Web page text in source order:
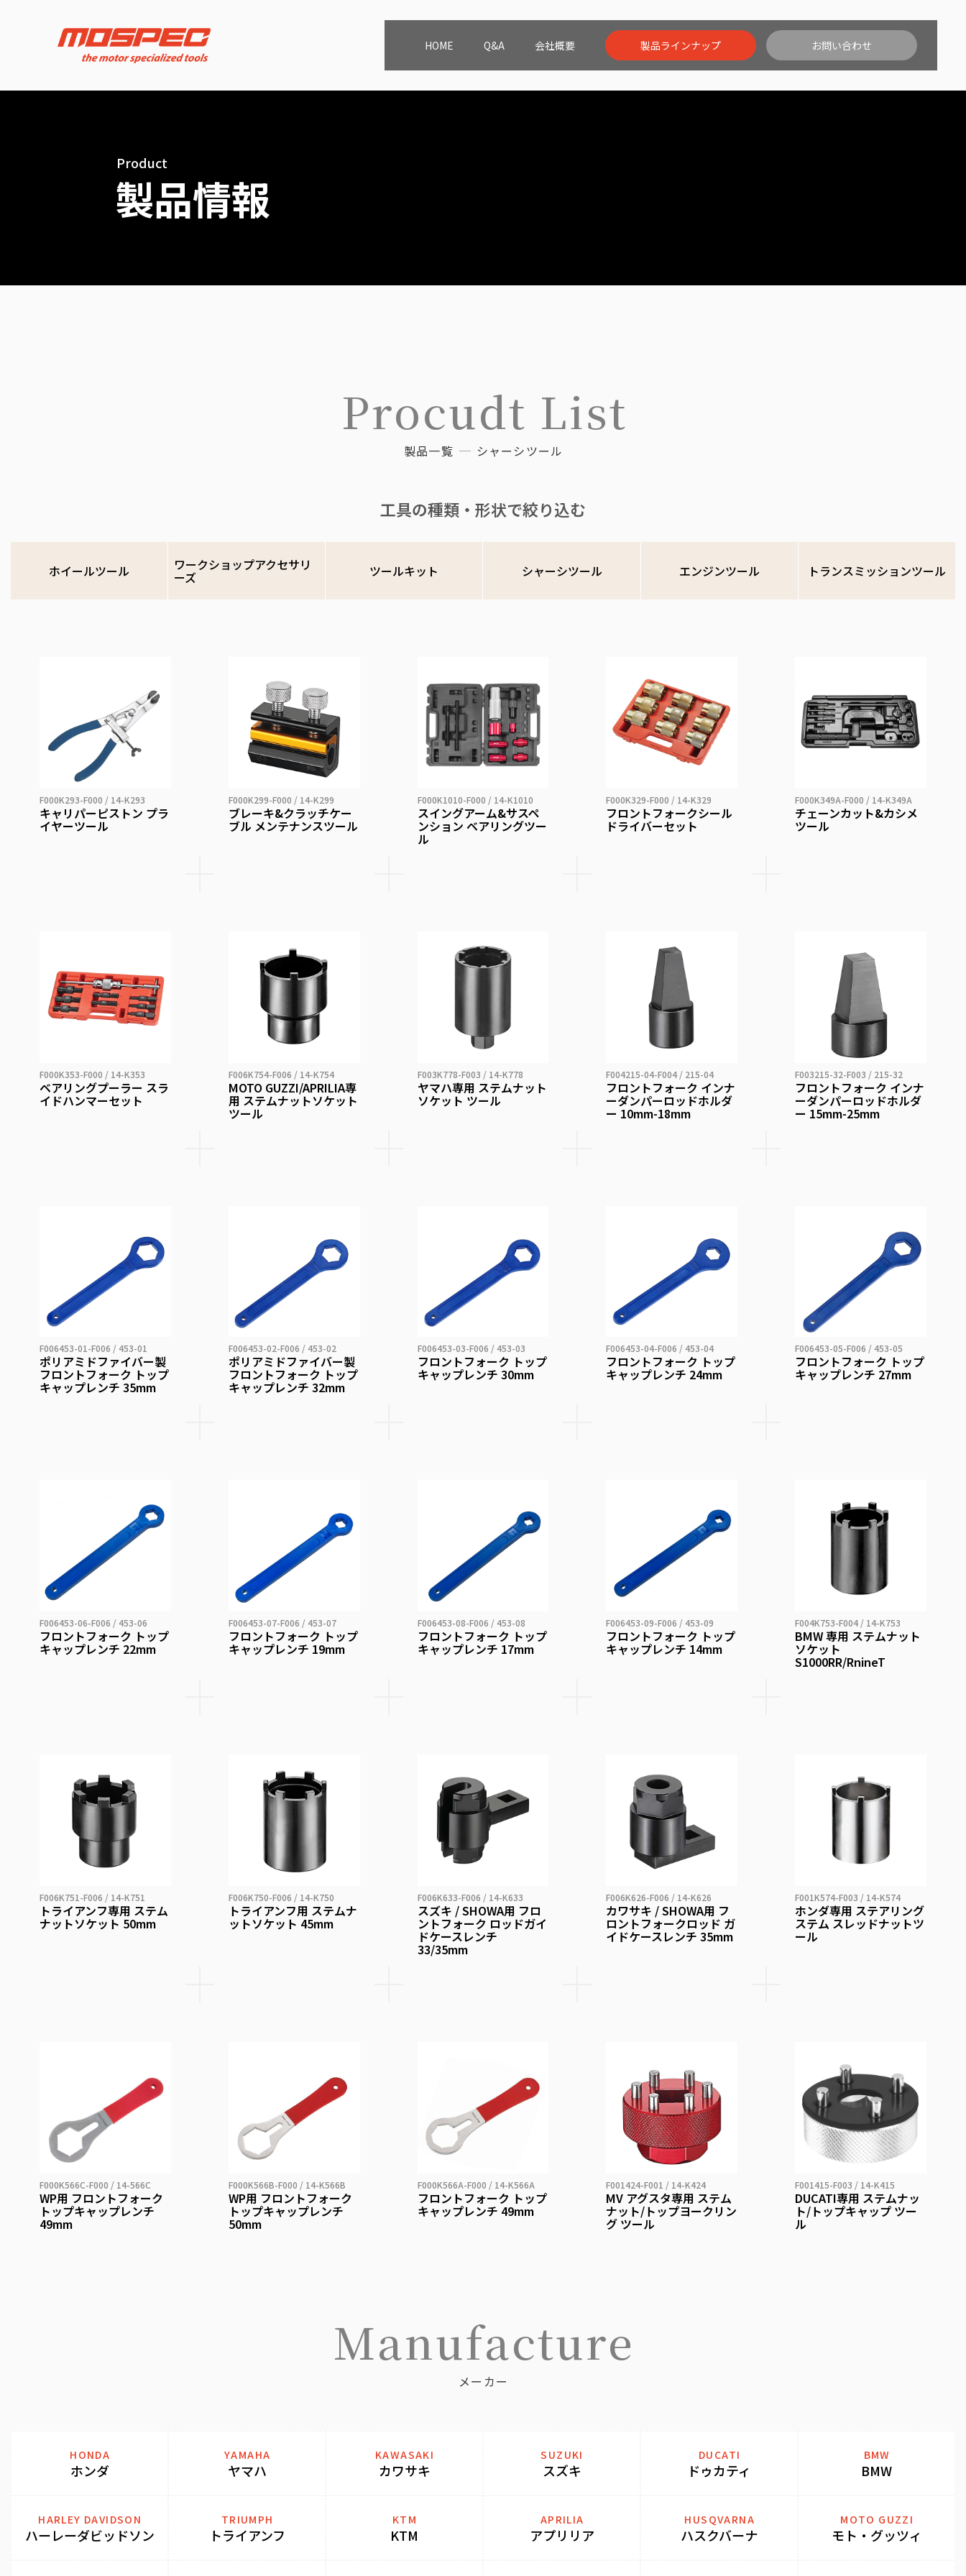
HOME Q&A 会社概要 製品ラインナップ お問い合わせ
Product
製品情報
Procudt List
製品一覧 シャーシツール
工具の種類・形状で絞り込む
ホイールツール ワークショップアクセサリ
ーズ ツールキット シャーシツール エンジンツール トランスミッションツール
F000K293-F000 / 14-K293
キャリパーピストン プラ
イヤーツール
F000K299-F000 / 14-K299
ブレーキ&クラッチケー
ブル メンテナンスツール
F000K1010-F000 / 14-K1010
スイングアーム&サスペ
ンション ベアリングツー
ル
F000K329-F000 / 14-K329
フロントフォークシール
ドライバーセット
F000K349A-F000 / 14-K349A
チェーンカット&カシメ
ツール
F000K353-F000 / 14-K353
ベアリングプーラー スラ
イドハンマーセット
F006K754-F006 / 14-K754
MOTO GUZZI/APRILIA専
用 ステムナットソケット
ツール
F003K778-F003 / 14-K778
ヤマハ専用 ステムナット
ソケット ツール
F004215-04-F004 / 215-04
フロントフォーク インナ
ーダンパーロッドホルダ
ー 10mm-18mm
F003215-32-F003 / 215-32
フロントフォーク インナ
ーダンパーロッドホルダ
ー 15mm-25mm
F006453-01-F006 / 453-01
ポリアミドファイバー製
フロントフォーク トップ
キャップレンチ 35mm
F006453-02-F006 / 453-02
ポリアミドファイバー製
フロントフォーク トップ
キャップレンチ 32mm
F006453-03-F006 / 453-03
フロントフォーク トップ
キャップレンチ 30mm
F006453-04-F006 / 453-04
フロントフォーク トップ
キャップレンチ 24mm
F006453-05-F006 / 453-05
フロントフォーク トップ
キャップレンチ 27mm
F006453-06-F006 / 453-06
フロントフォーク トップ
キャップレンチ 22mm
F006453-07-F006 / 453-07
フロントフォーク トップ
キャップレンチ 19mm
F006453-08-F006 / 453-08
フロントフォーク トップ
キャップレンチ 17mm
F006453-09-F006 / 453-09
フロントフォーク トップ
キャップレンチ 14mm
F004K753-F004 / 14-K753
BMW 専用 ステムナット
ソケット
S1000RR/RnineT
F006K751-F006 / 14-K751
トライアンフ専用 ステム
ナットソケット 50mm
F006K750-F006 / 14-K750
トライアンフ用 ステムナ
ットソケット 45mm
F006K633-F006 / 14-K633
スズキ / SHOWA用 フロ
ントフォーク ロッドガイ
ドケースレンチ
33/35mm
F006K626-F006 / 14-K626
カワサキ / SHOWA用 フ
ロントフォークロッド ガ
イドケースレンチ 35mm
F001K574-F003 / 14-K574
ホンダ専用 ステアリング
ステム スレッドナットツ
ール
F000K566C-F000 / 14-566C
WP用 フロントフォーク
トップキャップレンチ
49mm
F000K566B-F000 / 14-K566B
WP用 フロントフォーク
トップキャップレンチ
50mm
F000K566A-F000 / 14-K566A
フロントフォーク トップ
キャップレンチ 49mm
F001424-F001 / 14-K424
MV アグスタ専用 ステム
ナット/トップヨークリン
グ ツール
F001415-F003 / 14-K415
DUCATI専用 ステムナッ
ト/トップキャップ ツー
ル
Manufacture
メーカー
HONDA
ホンダ
YAMAHA
ヤマハ
KAWASAKI
カワサキ
SUZUKI
スズキ
DUCATI
ドゥカティ
BMW
BMW
HARLEY DAVIDSON
ハーレーダビッドソン
TRIUMPH
トライアンフ
KTM
KTM
APRILIA
アプリリア
HUSQVARNA
ハスクバーナ
MOTO GUZZI
モト・グッツィ